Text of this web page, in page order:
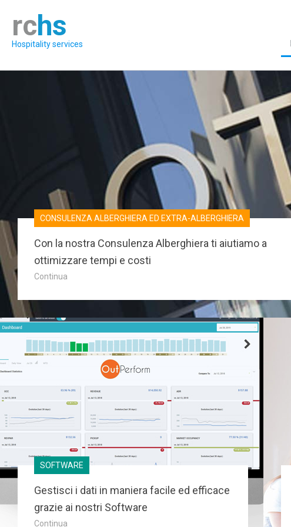
rchs
Hospitality services
CONSULENZA ALBERGHIERA ED EXTRA-ALBERGHIERA
Con la nostra Consulenza Alberghiera ti aiutiamo a
ottimizzare tempi e costi
Continua
SOFTWARE
Gestisci i dati in maniera facile ed efficace
grazie ai nostri Software
Continua